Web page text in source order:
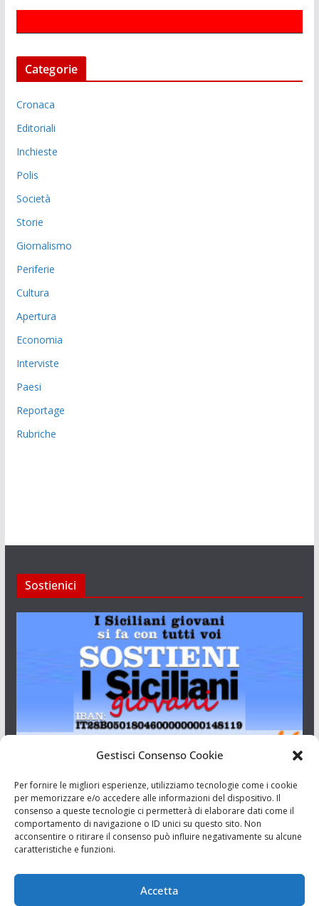
Gestisci Consenso Cookie
Per fornire le migliori esperienze, utilizziamo tecnologie come i cookie
per memorizzare e/o accedere alle informazioni del dispositivo. Il
consenso a queste tecnologie ci permetterà di elaborare dati come il
comportamento di navigazione o ID unici su questo sito. Non
acconsentire o ritirare il consenso può influire negativamente su alcune
caratteristiche e funzioni.
Accetta
Categorie
Cronaca
Editoriali
Inchieste
Polis
Società
Storie
Giornalismo
Periferie
Cultura
Apertura
Economia
Interviste
Paesi
Reportage
Rubriche
Sostienici
Aut. del tribunale di Catania n.23/2011 del 20/09/2011 Dir.
Resp. Riccardo Orioles.
Associazione Culturale I Siciliani Giovani
via Randazzo 27 Catania